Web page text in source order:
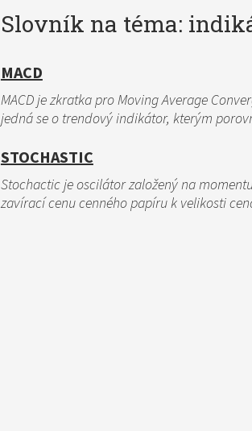
Slovník na téma:
MACD
MACD je zkratka pro Moving Average
jedná se o trendový indikátor, kterým
STOCHASTIC
Stochactic je oscilátor založený na
zavírací cenu cenného papíru k velikosti